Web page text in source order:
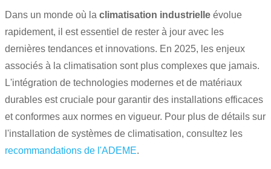
Dans un monde où la climatisation industrielle évolue
rapidement, il est essentiel de rester à jour avec les
dernières tendances et innovations. En 2025, les enjeux
associés à la climatisation sont plus complexes que jamais.
L'intégration de technologies modernes et de matériaux
durables est cruciale pour garantir des installations efficaces
et conformes aux normes en vigueur. Pour plus de détails sur
l'installation de systèmes de climatisation, consultez les
recommandations de l'ADEME.